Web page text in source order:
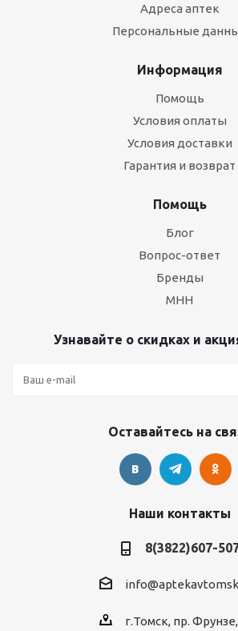
Адреса аптек
Персональные
Информация
Помощь
Условия оплаты
Условия доставки
Гарантия и возврат
Помощь
Блог
Вопрос-ответ
Бренды
МНН
Узнавайте о скидках и
Оставайтесь на
Наши контакты
8(3822)607-
г.Томск, пр.